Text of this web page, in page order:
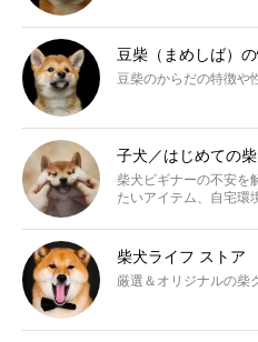
豆柴（まめしば）
豆柴のからだの特徴や
子犬／はじめての柴
柴犬ビギナーの不安を
たいアイテム、自宅環
柴犬ライフ ストア
厳選＆オリジナルの柴